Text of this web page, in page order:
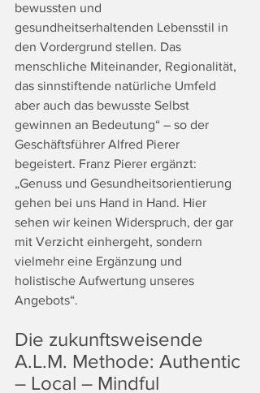
bewussten und
gesundheitserhaltenden Lebensstil in
den Vordergrund stellen. Das
menschliche Miteinander, Regionalität,
das sinnstiftende natürliche Umfeld
aber auch das bewusste Selbst
gewinnen an Bedeutung“ – so der
Geschäftsführer Alfred Pierer
begeistert. Franz Pierer ergänzt:
„Genuss und Gesundheitsorientierung
gehen bei uns Hand in Hand. Hier
sehen wir keinen Widerspruch, der gar
mit Verzicht einhergeht, sondern
vielmehr eine Ergänzung und
holistische Aufwertung unseres
Angebots“.
Die zukunftsweisende
A.L.M. Methode: Authentic
– Local – Mindful